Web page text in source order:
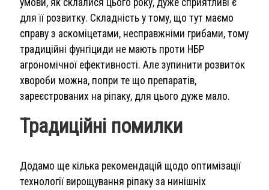
для її розвитку. Складність у тому, що тут маємо
справу з аскоміцетами, несправжніми грибами, тому
традиційні фунгіциди не мають проти НБР
агрономічної ефективності. Але зупинити розвиток
хвороби можна, попри те що препаратів,
зареєстрованих на ріпаку, для цього дуже мало.
Традиційні помилки
Додамо ще кілька рекомендацій щодо оптимізації
технології вирощування ріпаку за нинішніх